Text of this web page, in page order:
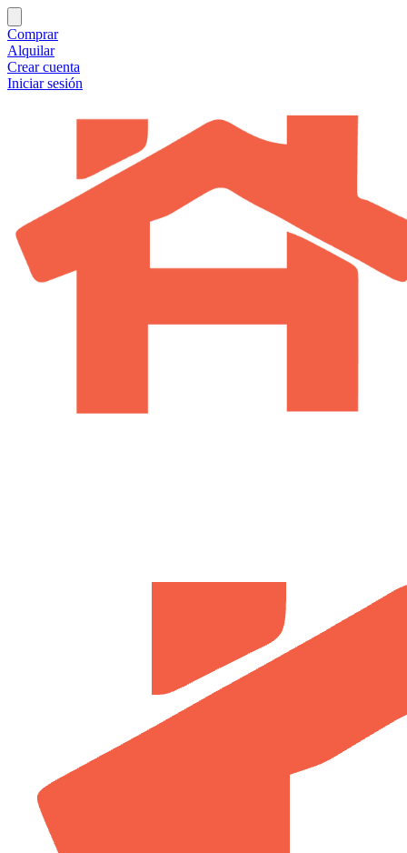
Comprar
Alquilar
Crear cuenta
Iniciar sesión